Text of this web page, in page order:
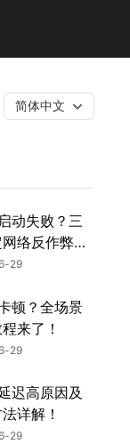
简体中文
动失败？三
络反作弊与
！
29
顿？全场景
来了！
29
迟高原因及
详解！
29